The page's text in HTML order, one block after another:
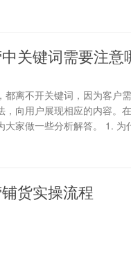
关键词需要注意
离不开关键词，因为客户
向用户展现相应的内容。
家做一些分析解答。 1. 为
货实操流程